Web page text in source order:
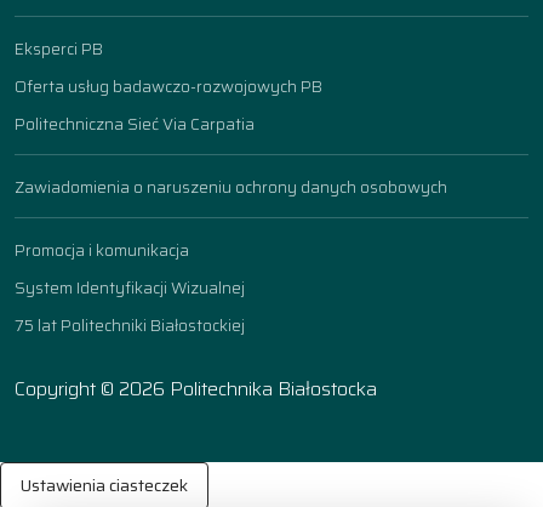
Eksperci PB
Oferta usług badawczo-rozwojowych PB
Politechniczna Sieć Via Carpatia
Zawiadomienia o naruszeniu ochrony danych osobowych
Promocja i komunikacja
System Identyfikacji Wizualnej
75 lat Politechniki Białostockiej
Copyright © 2026 Politechnika Białostocka
Ustawienia ciasteczek